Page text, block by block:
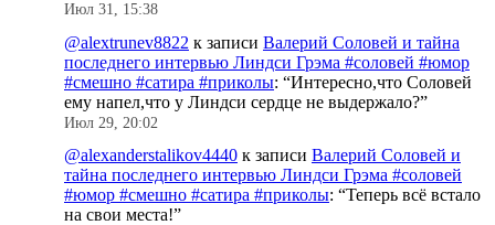
Июл 31, 15:38
@alextrunev8822 к записи Валерий Соловей и тайна
последнего интервью Линдси Грэма #соловей #юмор
#смешно #сатира #приколы: “Интересно,что Соловей
ему напел,что у Линдси сердце не выдержало?”
Июл 29, 20:02
@alexanderstalikov4440 к записи Валерий Соловей и
тайна последнего интервью Линдси Грэма #соловей
#юмор #смешно #сатира #приколы: “Теперь всё встало
на свои места!”